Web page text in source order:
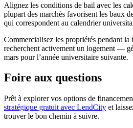
Alignez les conditions de bail avec les
plupart des marchés favorisent les baux
qui correspondent au calendrier
Commercialisez les propriétés pendant la
recherchent activement un logement —
mars pour l’année universitaire suivante.
Foire aux questions
Prêt à explorer vos options de
stratégique gratuit avec LendCity et
trouver le bon chemin à suivre.